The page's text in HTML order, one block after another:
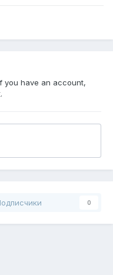
you have an account,
0